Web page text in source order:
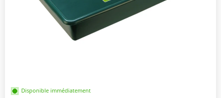
Disponible immédiatement